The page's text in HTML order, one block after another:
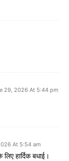
29, 2026 At 5:44 pm
At 5:54 am
हार्दिक बधाई।